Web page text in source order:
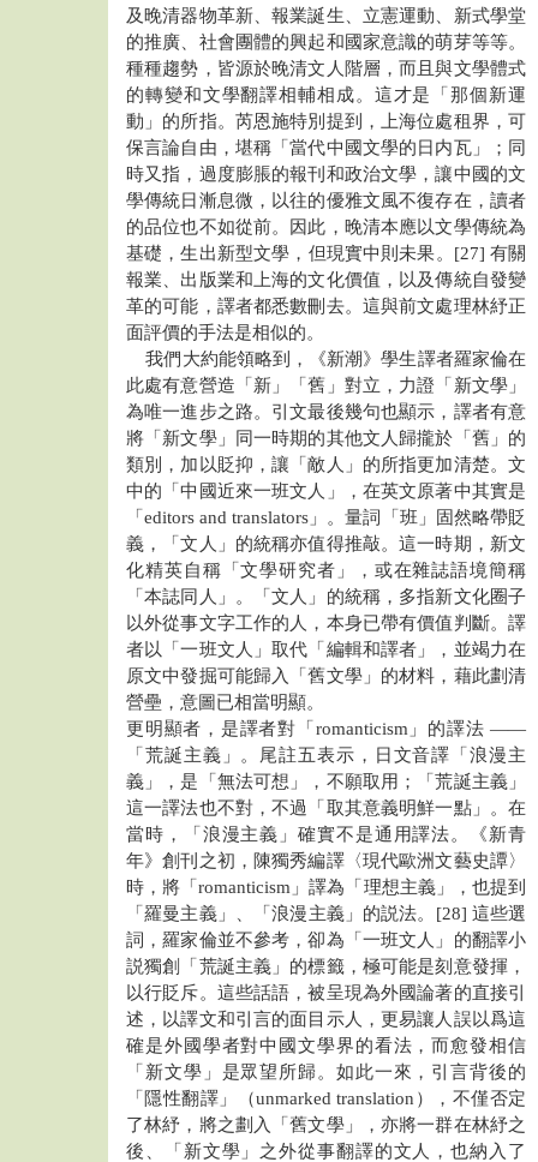
及晚清器物革新、報業誕生、立憲運動、新式學堂
的推廣、社會團體的興起和國家意識的萌芽等等。
種種趨勢，皆源於晚清文人階層，而且與文學體式
的轉變和文學翻譯相輔相成。這才是「那個新運
動」的所指。芮恩施特別提到，上海位處租界，可
保言論自由，堪稱「當代中國文學的日内瓦」；同
時又指，過度膨脹的報刊和政治文學，讓中國的文
學傳統日漸息微，以往的優雅文風不復存在，讀者
的品位也不如從前。因此，晚清本應以文學傳統為
基礎，生出新型文學，但現實中則未果。[27] 有關
報業、出版業和上海的文化價值，以及傳統自發變
革的可能，譯者都悉數刪去。這與前文處理林紓正
面評價的手法是相似的。
我們大約能領略到，《新潮》學生譯者羅家倫在
此處有意營造「新」「舊」對立，力證「新文學」
為唯一進步之路。引文最後幾句也顯示，譯者有意
將「新文學」同一時期的其他文人歸攏於「舊」的
類別，加以貶抑，讓「敵人」的所指更加清楚。文
中的「中國近來一班文人」，在英文原著中其實是
「editors and translators」。量詞「班」固然略帶貶
義，「文人」的統稱亦值得推敲。這一時期，新文
化精英自稱「文學研究者」，或在雜誌語境簡稱
「本誌同人」。「文人」的統稱，多指新文化圈子
以外從事文字工作的人，本身已帶有價值判斷。譯
者以「一班文人」取代「編輯和譯者」，並竭力在
原文中發掘可能歸入「舊文學」的材料，藉此劃清
營壘，意圖已相當明顯。
更明顯者，是譯者對「romanticism」的譯法 ——
「荒誕主義」。尾註五表示，日文音譯「浪漫主
義」，是「無法可想」，不願取用；「荒誕主義」
這一譯法也不對，不過「取其意義明鮮一點」。在
當時，「浪漫主義」確實不是通用譯法。《新青
年》創刊之初，陳獨秀編譯〈現代歐洲文藝史譚〉
時，將「romanticism」譯為「理想主義」，也提到
「羅曼主義」、「浪漫主義」的説法。[28] 這些選
詞，羅家倫並不參考，卻為「一班文人」的翻譯小
説獨創「荒誕主義」的標籤，極可能是刻意發揮，
以行貶斥。這些話語，被呈現為外國論著的直接引
述，以譯文和引言的面目示人，更易讓人誤以爲這
確是外國學者對中國文學界的看法，而愈發相信
「新文學」是眾望所歸。如此一來，引言背後的
「隱性翻譯」（unmarked translation），不僅否定
了林紓，將之劃入「舊文學」，亦將一群在林紓之
後、「新文學」之外從事翻譯的文人，也納入了